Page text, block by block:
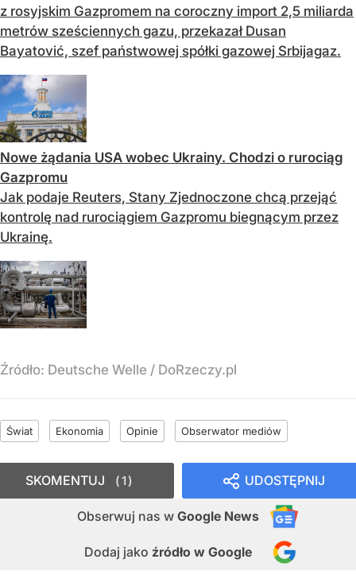
z rosyjskim Gazpromem na coroczny import 2,5 miliarda
metrów sześciennych gazu, przekazał Dusan
Bayatović, szef państwowej spółki gazowej Srbijagaz.
Nowe żądania USA wobec Ukrainy. Chodzi o rurociąg
Gazpromu
Jak podaje Reuters, Stany Zjednoczone chcą przejąć
kontrolę nad rurociągiem Gazpromu biegnącym przez
Ukrainę.
Źródło: Deutsche Welle / DoRzeczy.pl
Świat Ekonomia Opinie Obserwator mediów
UDOSTĘPNIJ
Obserwuj nas w Google News
Dodaj jako źródło w Google
SKOMENTUJ 1